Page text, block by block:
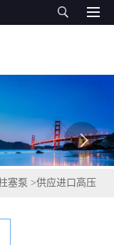
塞泵 >供应进口高压